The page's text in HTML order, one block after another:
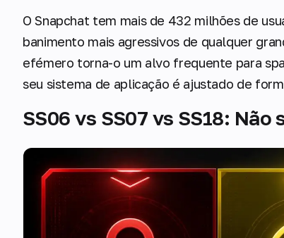
O Snapchat tem mais de 432 milhões de
banimento mais agressivos de qualquer
efémero torna-o um alvo frequente para
seu sistema de aplicação é ajustado de
SS06 vs SS07 vs SS18: Não